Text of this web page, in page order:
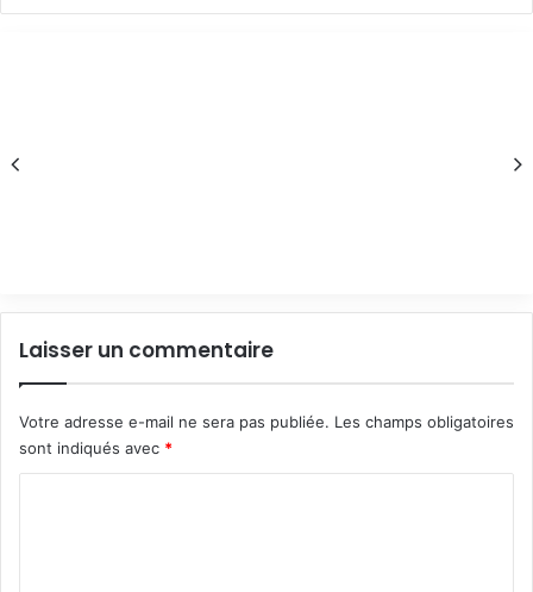
Laisser un commentaire
Votre adresse e-mail ne sera pas publiée. Les champs obligatoires
sont indiqués avec *